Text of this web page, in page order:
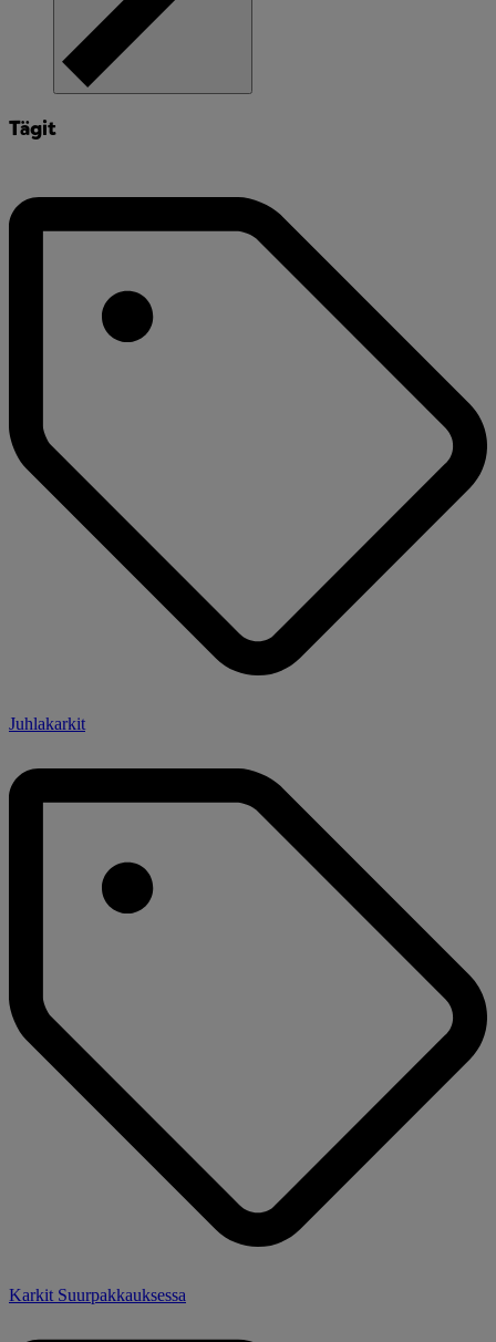
Tägit
Juhlakarkit
Karkit Suurpakkauksessa